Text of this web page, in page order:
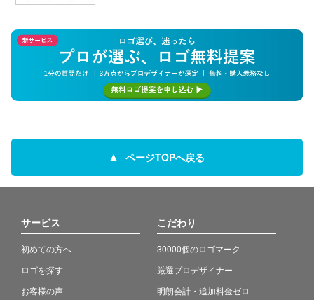
ページTOPへ戻る
サービス
初めての方へ
ロゴを探す
お客様の声
こだわり
30000個のロゴマーク
厳選プロデザイナー
明朗会計・追加料金ゼロ